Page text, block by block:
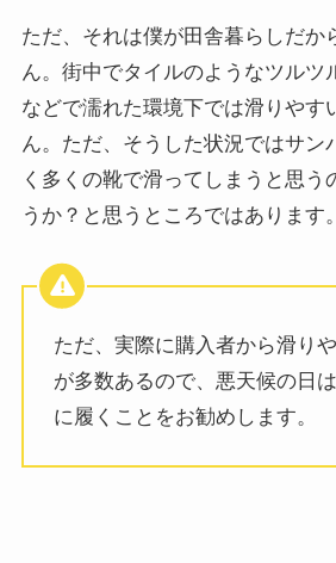
ただ、それは僕が田舎暮らしだか
ん。街中でタイルのようなツルツ
などで濡れた環境下では滑りやす
ん。ただ、そうした状況ではサン
く多くの靴で滑ってしまうと思う
うか？と思うところではあります。
ただ、実際に購入者から滑り
が多数あるので、悪天候の日
に履くことをお勧めします。